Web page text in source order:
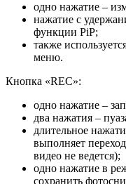
одно нажатие –
нажатие с
функции PiP;
также
меню.
Кнопка «REC»:
одно нажатие –
два нажатия –
длительное
выполняет
видео не ведется);
одно нажатие в
сохранить